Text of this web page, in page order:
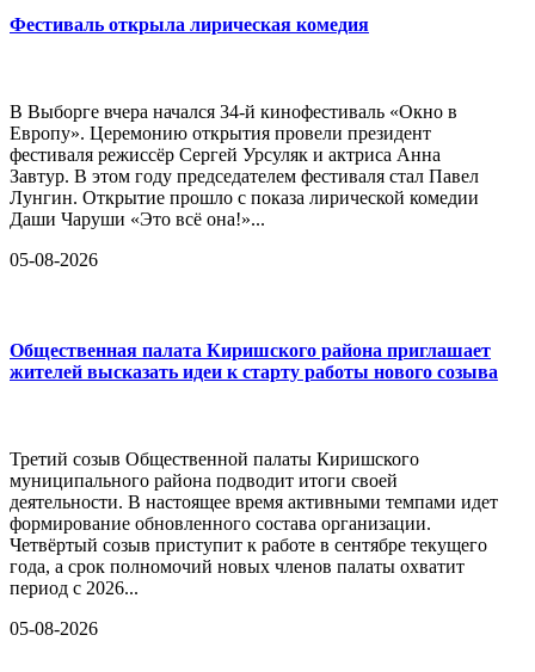
Фестиваль открыла лирическая комедия
В Выборге вчера начался 34-й кинофестиваль «Окно в
Европу». Церемонию открытия провели президент
фестиваля режиссёр Сергей Урсуляк и актриса Анна
Завтур. В этом году председателем фестиваля стал Павел
Лунгин. Открытие прошло с показа лирической комедии
Даши Чаруши «Это всё она!»...
05-08-2026
Общественная палата Киришского района приглашает
жителей высказать идеи к старту работы нового созыва
Третий созыв Общественной палаты Киришского
муниципального района подводит итоги своей
деятельности. В настоящее время активными темпами идет
формирование обновленного состава организации.
Четвёртый созыв приступит к работе в сентябре текущего
года, а срок полномочий новых членов палаты охватит
период с 2026...
05-08-2026